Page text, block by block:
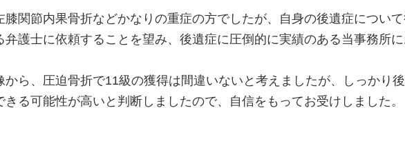
関節内果骨折などかなりの重症の方でしたが、自身の後遺症につい
弁護士に依頼することを望み、後遺症に圧倒的に実績のある当事務所
ら、圧迫骨折で11級の獲得は間違いないと考えましたが、しっかり
る可能性が高いと判断しましたので、自信をもってお受けしました。